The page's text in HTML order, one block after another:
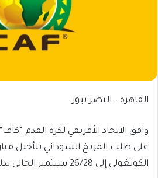
القاهرة – النصر نيوز
وافق الاتحاد الأفريقي لكرة القدم
على طلب المريخ السوداني بتأجيل
الكونغولي إلى 26/28 سبتمبر الحالي بدلا عن18 سبتمبر.